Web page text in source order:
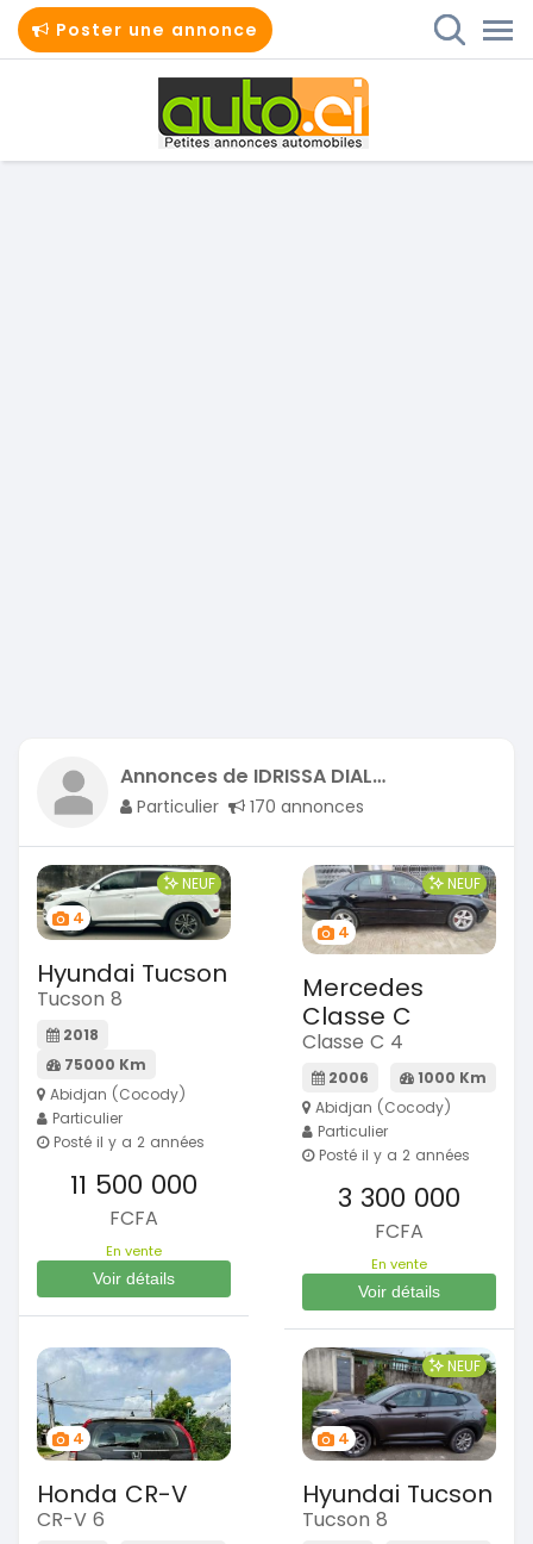
Poster une annonce
Annonces de IDRISSA DIALLO
Particulier 170 annonces
4
NEUF
Hyundai Tucson
Tucson 8
2018
75000 Km
Abidjan (Cocody)
Particulier
Posté il y a 2 années
11 500 000
FCFA
En vente
Voir détails
4
NEUF
Mercedes
Classe C
Classe C 4
2006
1000 Km
Abidjan (Cocody)
Particulier
Posté il y a 2 années
3 300 000
FCFA
En vente
Voir détails
4
Honda CR-V
CR-V 6
4
NEUF
Hyundai Tucson
Tucson 8